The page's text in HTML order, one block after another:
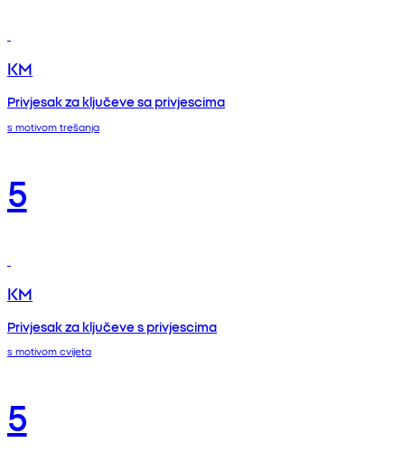
KM
Privjesak za ključeve sa privjescima
s motivom trešanja
5
KM
Privjesak za ključeve s privjescima
s motivom cvijeta
5